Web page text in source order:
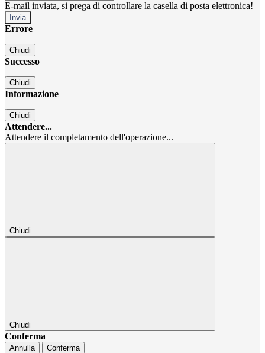
E-mail inviata, si prega di controllare la casella di posta elettronica!
Errore
Chiudi
Successo
Chiudi
Informazione
Chiudi
Attendere...
Attendere il completamento dell'operazione...
Chiudi
Chiudi
Conferma
Annulla Conferma